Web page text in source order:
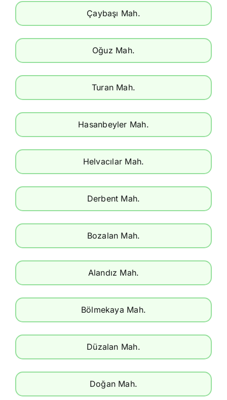
Çaybaşı Mah.
Oğuz Mah.
Turan Mah.
Hasanbeyler Mah.
Helvacılar Mah.
Derbent Mah.
Bozalan Mah.
Alandız Mah.
Bölmekaya Mah.
Düzalan Mah.
Doğan Mah.